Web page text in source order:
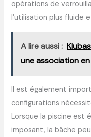
opérations de
l’utilisation plus fluide
A lire aussi :
une association
Il est également
configurations
Lorsque la piscine est
imposant, la bâche